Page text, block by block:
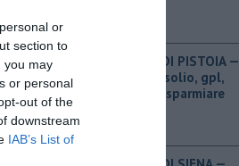
or
section to
you may
or personal
out of the
downstream
IAB’s List of
PROVINCIA DI PISTOIA — ​
Benzina, gasolio, gpl,
ecco dove risparmiare